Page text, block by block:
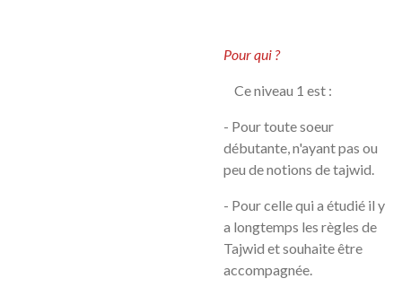
Pour qui ?
Ce niveau 1 est :
- Pour toute soeur
débutante, n'ayant pas ou
peu de notions de tajwid.
- Pour celle qui a étudié il y
a longtemps les règles de
Tajwid et souhaite être
accompagnée.